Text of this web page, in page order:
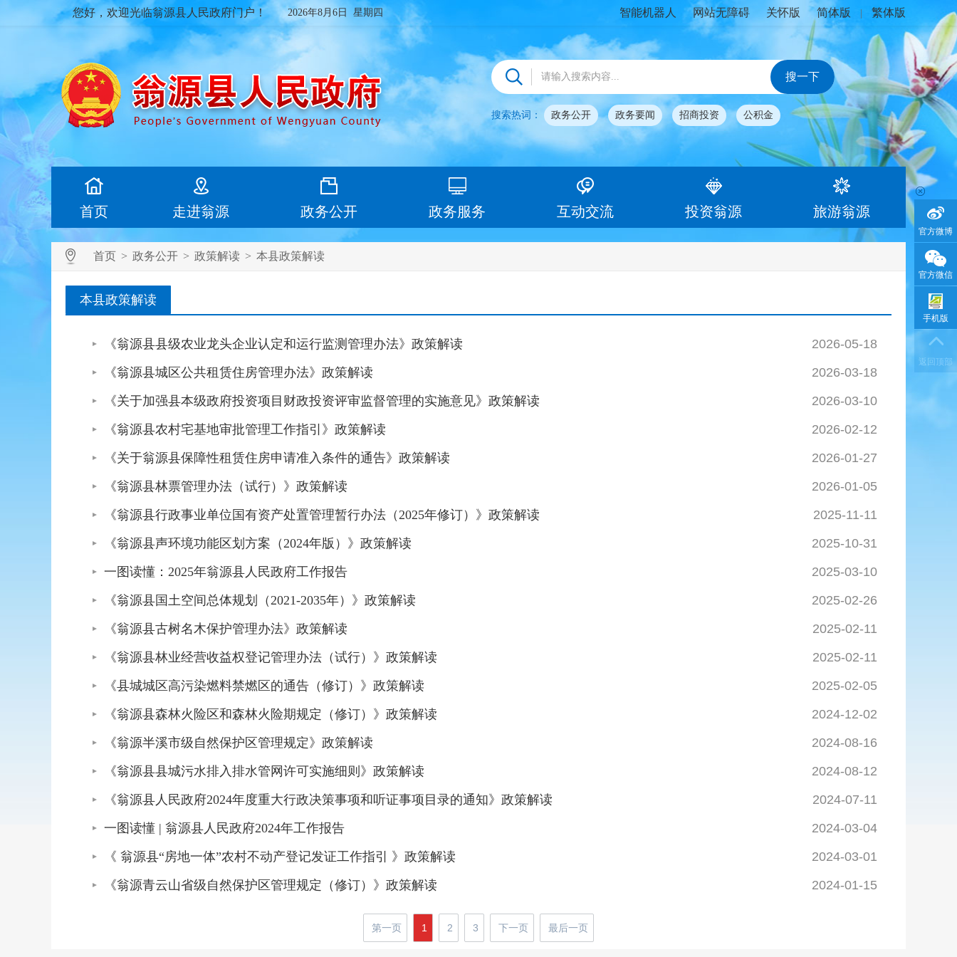
官方微博
官方微信
手机版
返回顶部
您好，欢迎光临翁源县人民政府门户！ 2026年8月6日 星期四 智能机器人 网站无障碍 关怀版 简体版 繁体版
搜索热词： 政务公开 政务要闻 招商投资 公积金
首页 走进翁源 政务公开 政务服务 互动交流 投资翁源 旅游翁源
首页 > 政务公开 > 政策解读 > 本县政策解读
本县政策解读
《翁源县县级农业龙头企业认定和运行监测管理办法》政策解读
2026-05-18
《翁源县城区公共租赁住房管理办法》政策解读
2026-03-18
《关于加强县本级政府投资项目财政投资评审监督管理的实施意见》政策解读
2026-03-10
《翁源县农村宅基地审批管理工作指引》政策解读
2026-02-12
《关于翁源县保障性租赁住房申请准入条件的通告》政策解读
2026-01-27
《翁源县林票管理办法（试行）》政策解读
2026-01-05
《翁源县行政事业单位国有资产处置管理暂行办法（2025年修订）》政策解读
2025-11-11
《翁源县声环境功能区划方案（2024年版）》政策解读
2025-10-31
一图读懂：2025年翁源县人民政府工作报告
2025-03-10
《翁源县国土空间总体规划（2021-2035年）》政策解读
2025-02-26
《翁源县古树名木保护管理办法》政策解读
2025-02-11
《翁源县林业经营收益权登记管理办法（试行）》政策解读
2025-02-11
《县城城区高污染燃料禁燃区的通告（修订）》政策解读
2025-02-05
《翁源县森林火险区和森林火险期规定（修订）》政策解读
2024-12-02
《翁源半溪市级自然保护区管理规定》政策解读
2024-08-16
《翁源县县城污水排入排水管网许可实施细则》政策解读
2024-08-12
《翁源县人民政府2024年度重大行政决策事项和听证事项目录的通知》政策解读
2024-07-11
一图读懂 | 翁源县人民政府2024年工作报告
2024-03-04
《 翁源县“房地一体”农村不动产登记发证工作指引 》政策解读
2024-03-01
《翁源青云山省级自然保护区管理规定（修订）》政策解读
2024-01-15
第一页 1 2 3 下一页 最后一页